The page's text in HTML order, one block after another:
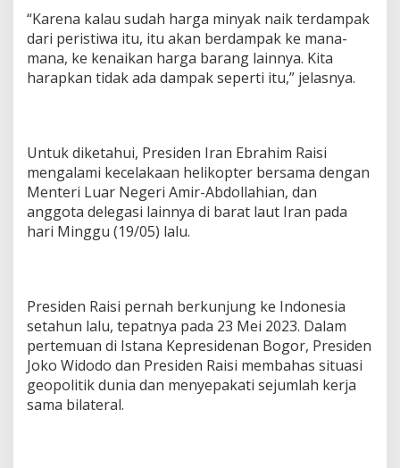
“Karena kalau sudah harga minyak naik terdampak
dari peristiwa itu, itu akan berdampak ke mana-
mana, ke kenaikan harga barang lainnya. Kita
harapkan tidak ada dampak seperti itu,” jelasnya.
Untuk diketahui, Presiden Iran Ebrahim Raisi
mengalami kecelakaan helikopter bersama dengan
Menteri Luar Negeri Amir-Abdollahian, dan
anggota delegasi lainnya di barat laut Iran pada
hari Minggu (19/05) lalu.
Presiden Raisi pernah berkunjung ke Indonesia
setahun lalu, tepatnya pada 23 Mei 2023. Dalam
pertemuan di Istana Kepresidenan Bogor, Presiden
Joko Widodo dan Presiden Raisi membahas situasi
geopolitik dunia dan menyepakati sejumlah kerja
sama bilateral.